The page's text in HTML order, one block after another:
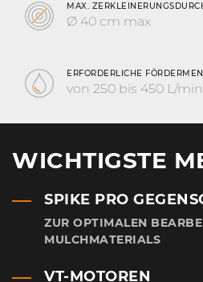
MAX.
Ø 40 cm max
ERFORDERLICHE
von 250 bis 450 L/min
WICHTIGSTE
SPIKE PRO
ZUR OPTIMALEN
MULCHMATERIALS
VT-MOTOREN